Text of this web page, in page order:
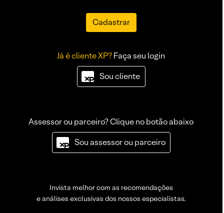
Cadastrar
Já é cliente XP?Faça seu login
Sou cliente
Assessor ou parceiro? Clique no botão abaixo
Sou assessor ou parceiro
Invista melhor com as recomendações
e análises exclusivas dos nossos especialistas.